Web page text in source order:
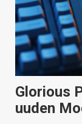
VAIHDA TEEMA
HAKU
Glorious
uuden